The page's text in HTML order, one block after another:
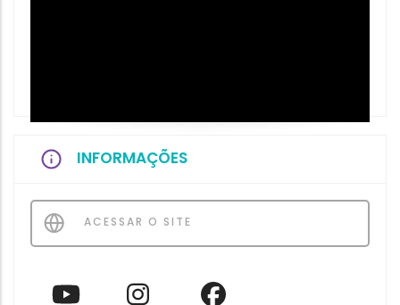
INFORMAÇÕES
ACESSAR O SITE